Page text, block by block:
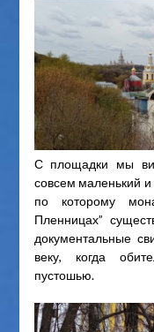
С площадки мы
совсем маленький
по которому
Пленницах”
документальные
веку, когда
пустошью.